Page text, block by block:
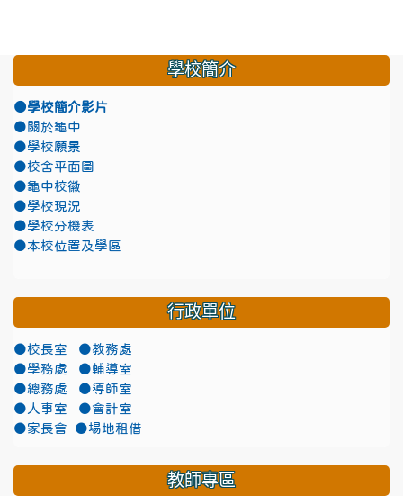
學校簡介
●學校簡介影片
●關於龜中
●學校願景
●校舍平面圖
●龜中校徽
●學校現況
●學校分機表
●本校位置及學區
行政單位
●校長室
●教務處
●學務處
●輔導室
●總務處
●導師室
●人事室
●會計室
●家長會
●場地租借
教師專區